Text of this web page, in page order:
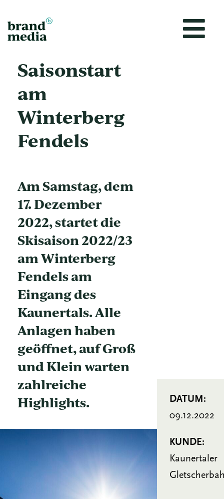
Inhalt
springen
Saisonstart
am
Winterberg
Fendels
Am Samstag, dem
17. Dezember
2022, startet die
Skisaison 2022/23
am Winterberg
Fendels am
Eingang des
Kaunertals. Alle
Anlagen haben
geöffnet, auf Groß
und Klein warten
zahlreiche
Highlights.
DATUM:
09.12.2022
KUNDE:
Kaunertaler